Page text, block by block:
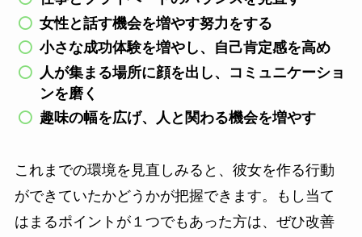
女性と話す機会を増やす努力をする
小さな成功体験を増やし、自己肯定感を高め
人が集まる場所に顔を出し、コミュニケーショ
ンを磨く
趣味の幅を広げ、人と関わる機会を増やす
これまでの環境を見直しみると、彼女を作る行動
ができていたかどうかが把握できます。もし当て
はまるポイントが１つでもあった方は、ぜひ改善